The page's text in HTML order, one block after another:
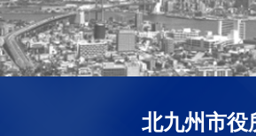
北九州市役